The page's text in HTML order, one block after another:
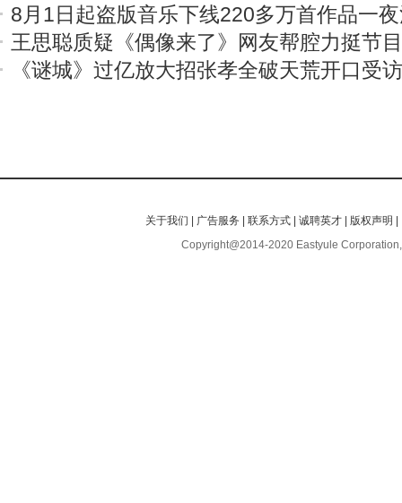
8月1日起盗版音乐下线220多万首作品一
王思聪质疑《偶像来了》网友帮腔力挺节目
《谜城》过亿放大招张孝全破天荒开口受访
关于我们 广告服务 |联系方式 |诚聘英才 版权声明
Copyright@2014-2020 Eastyule